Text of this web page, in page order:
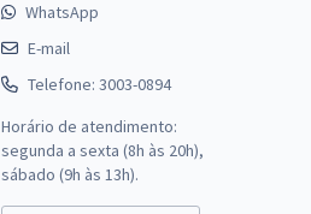
WhatsApp
E-mail
Telefone: 3003-0894
Horário de atendimento:
segunda a sexta (8h às 20h),
sábado (9h às 13h).